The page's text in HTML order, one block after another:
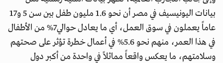
بيانات اليونيسيف في مصر أن نحو 1.6 مليون طفل بين سن 5 و17
عاماً يعملون في سوق العمل، أي ما يعادل حوالي7% من الأطفال
في هذا العمر، منهم نحو 5.6% في أعمال خطرة تؤثر على صحتهم
وسلامتهم، ما يعكس واقعاً مماثلاً في واحدة من أكبر دول